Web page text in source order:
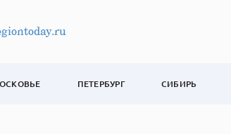
ПЕТЕРБУРГ СИБИРЬ